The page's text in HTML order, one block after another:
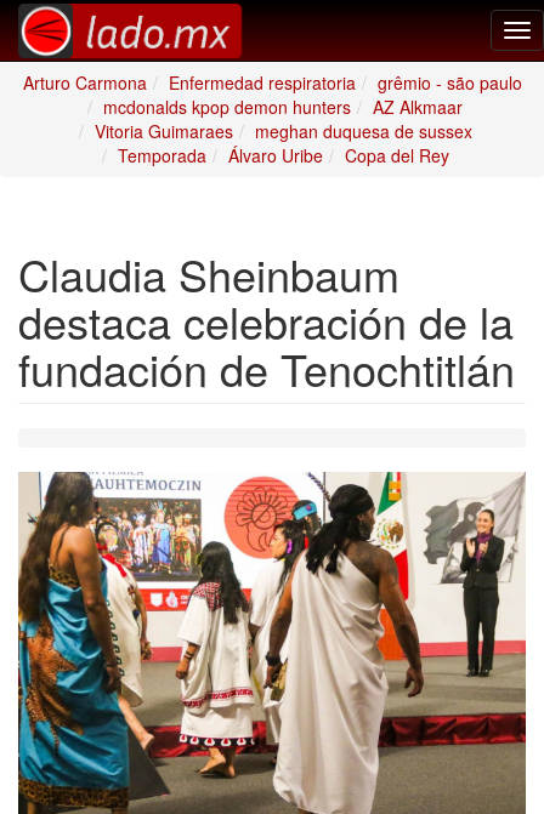
Arturo Carmona
Enfermedad respiratoria
grêmio - são paulo
mcdonalds kpop demon hunters
AZ Alkmaar
Vitoria Guimaraes
meghan duquesa de sussex
Temporada
Álvaro Uribe Copa del Rey
Claudia Sheinbaum
destaca celebración de la
fundación de Tenochtitlán